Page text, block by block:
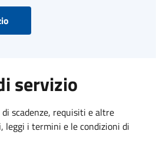
servizio
scadenze, requisiti e altre
i termini e le condizioni di